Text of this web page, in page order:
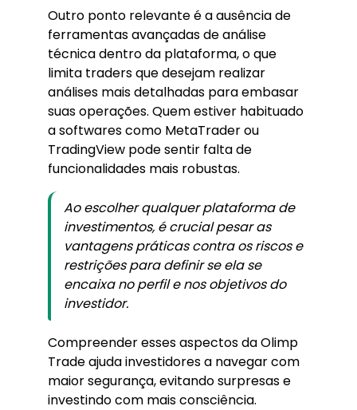
Outro ponto relevante é a ausência de
ferramentas avançadas de análise
técnica dentro da plataforma, o que
limita traders que desejam realizar
análises mais detalhadas para embasar
suas operações. Quem estiver habituado
a softwares como MetaTrader ou
TradingView pode sentir falta de
funcionalidades mais robustas.
Ao escolher qualquer plataforma de
investimentos, é crucial pesar as
vantagens práticas contra os riscos e
restrições para definir se ela se
encaixa no perfil e nos objetivos do
investidor.
Compreender esses aspectos da Olimp
Trade ajuda investidores a navegar com
maior segurança, evitando surpresas e
investindo com mais consciência.